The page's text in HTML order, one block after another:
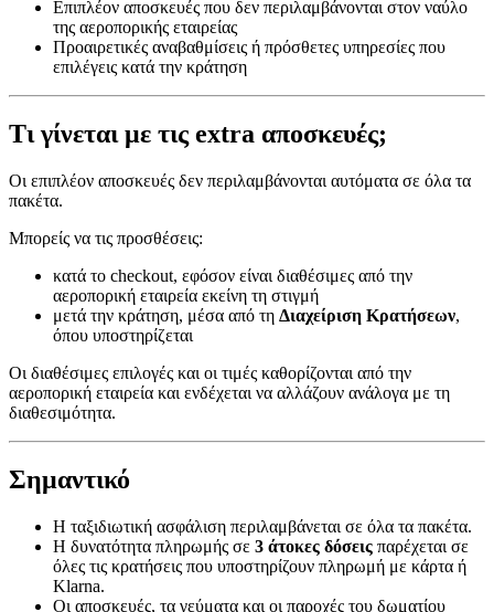
Επιπλέον αποσκευές που δεν περιλαμβάνονται στον ναύλο
της αεροπορικής εταιρείας
Προαιρετικές αναβαθμίσεις ή πρόσθετες υπηρεσίες που
επιλέγεις κατά την κράτηση
Τι γίνεται με τις extra αποσκευές;
Οι επιπλέον αποσκευές δεν περιλαμβάνονται αυτόματα σε όλα τα
πακέτα.
Μπορείς να τις προσθέσεις:
κατά το checkout, εφόσον είναι διαθέσιμες από την
αεροπορική εταιρεία εκείνη τη στιγμή
μετά την κράτηση, μέσα από τη Διαχείριση Κρατήσεων,
όπου υποστηρίζεται
Οι διαθέσιμες επιλογές και οι τιμές καθορίζονται από την
αεροπορική εταιρεία και ενδέχεται να αλλάζουν ανάλογα με τη
διαθεσιμότητα.
Σημαντικό
Η ταξιδιωτική ασφάλιση περιλαμβάνεται σε όλα τα πακέτα.
Η δυνατότητα πληρωμής σε 3 άτοκες δόσεις παρέχεται σε
όλες τις κρατήσεις που υποστηρίζουν πληρωμή με κάρτα ή
Klarna.
Οι αποσκευές, τα γεύματα και οι παροχές του δωματίου